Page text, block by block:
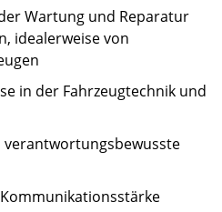
Wartung und Reparatur
idealerweise von
in der Fahrzeugtechnik und
verantwortungsbewusste